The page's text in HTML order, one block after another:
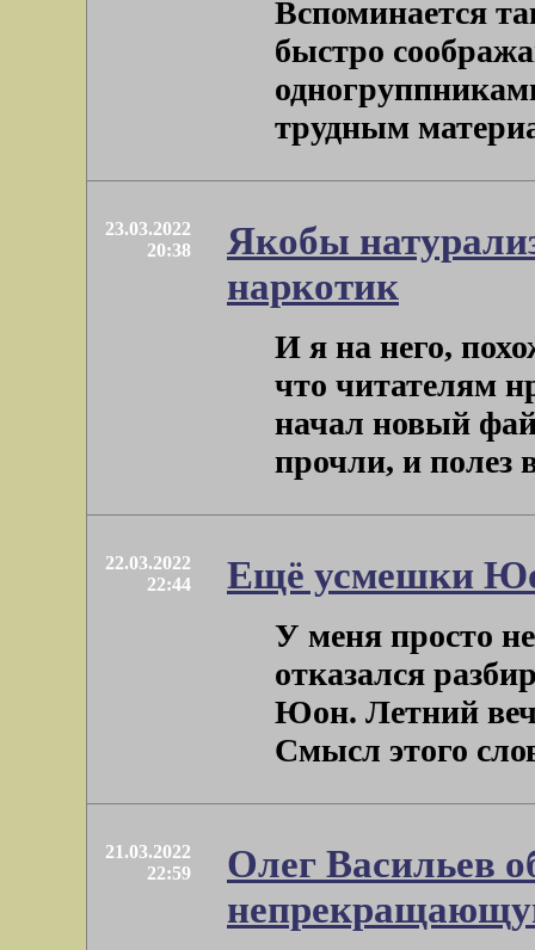
Вспоминается
быстро
трудным
23.03.2022
20:38
Якобы
наркотик
И я на него,
что читателям
начал новый
прочли, и полез
22.03.2022
22:44
Ещё усмешки
У меня просто
отказался
Юон. Летний
Смысл этого
21.03.2022
22:59
Олег Васильев